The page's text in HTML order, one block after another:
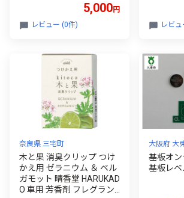
5,000円
レビュー (0件)
レビ
奈良県 三宅町
木と果 消臭クリップ つけ
かえ用 ゼラニウム ＆ ベル
ガモット 晴香堂 HARUKAD
O 車用 芳香剤 フレグラン
大阪府 大
基板オ
基板レベ